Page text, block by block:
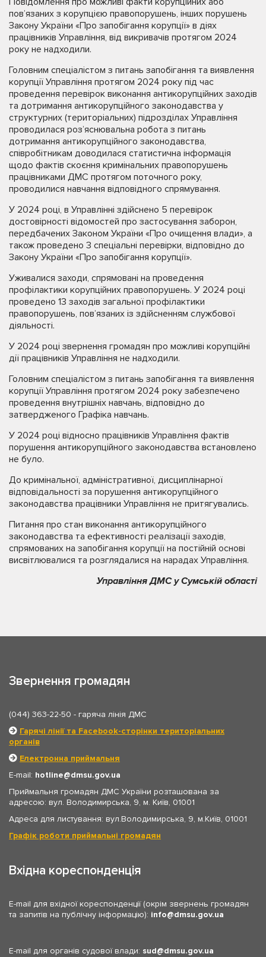
пов’язаних з корупцією правопорушень, інших порушень
Закону України «Про запобігання корупції» в діях
працівників Управління, від викривачів протягом 2024
року не надходили.
Головним спеціалістом з питань запобігання та виявлення
корупції Управління протягом 2024 року під час
проведення перевірок виконання антикорупційних заходів
та дотримання антикорупційного законодавства у
структурних (територіальних) підрозділах Управління
проводилася роз’яснювальна робота з питань
дотримання антикорупційного законодавства,
співробітникам доводилася статистична інформація
щодо фактів скоєння кримінальних правопорушень
працівниками ДМС протягом поточного року,
проводилися навчання відповідного спрямування.
У 2024 році, в Управлінні здійснено 5 перевірок
достовірності відомостей про застосування заборон,
передбачених Законом України «Про очищення влади», а
також проведено 3 спеціальні перевірки, відповідно до
Закону України «Про запобігання корупції».
Уживалися заходи, спрямовані на проведення
профілактики корупційних правопорушень. У 2024 році
проведено 13 заходів загальної профілактики
правопорушень, пов’язаних із здійсненням службової
діяльності.
У 2024 році звернення громадян про можливі корупційні
дії працівників Управління не надходили.
Головним спеціалістом з питань запобігання та виявлення
корупції Управління протягом 2024 року забезпечено
проведення внутрішніх навчань, відповідно до
затвердженого Графіка навчань.
У 2024 році відносно працівників Управління фактів
порушення антикорупційного законодавства встановлено
не було.
До кримінальної, адміністративної, дисциплінарної
відповідальності за порушення антикорупційного
законодавства працівники Управління не притягувались.
Питання про стан виконання антикорупційного
законодавства та ефективності реалізації заходів,
спрямованих на запобігання корупції на постійній основі
висвітлювалися та розглядалися на нарадах Управління.
Управління ДМС у Сумській області
Звернення громадян
(044) 363-22-50 - гаряча лінія ДМС
Гарячі лінії та Facebook-сторінки територіальних
органів
Електронна приймальня
E-mail: hotline
dmsu.gov.ua
Приймальня громадян ДМС України розташована за
адресою: вул. Володимирська, 9, м. Київ, 01001
Адреса для листування: вул.Володимирська, 9, м.Київ, 01001
Графік роботи приймальні громадян
Вхідна кореспонденція
E-mail для вхідної кореспонденції (окрім звернень громадян
та запитів на публічну інформацію): info dmsu.gov.ua
E-mail для органів судової влади: sud dmsu.gov.ua